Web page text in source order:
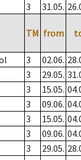
3 31.05.
TM from
3 02.06.
3 29.05.
3 15.05.
3 09.06.
3 15.05.
3 09.06.
3 29.05.